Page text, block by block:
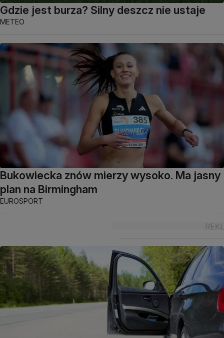
Gdzie jest burza? Silny deszcz nie ustaje
METEO
Bukowiecka znów mierzy wysoko. Ma jasny
plan na Birmingham
EUROSPORT